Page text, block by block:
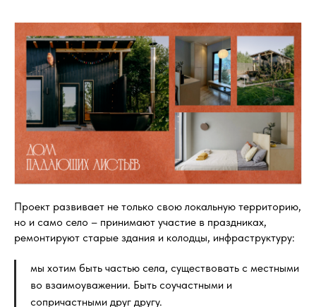
Проект развивает не только свою локальную территорию,
но и само село – принимают участие в праздниках,
ремонтируют старые здания и колодцы, инфраструктуру:
мы хотим быть частью села, существовать с местными
во взаимоуважении. Быть соучастными и
сопричастными друг другу.